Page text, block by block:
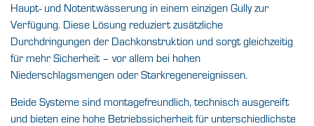
Haupt- und Notentwässerung in einem einzigen Gully zur
Verfügung. Diese Lösung reduziert zusätzliche
Durchdringungen der Dachkonstruktion und sorgt gleichzeitig
für mehr Sicherheit – vor allem bei hohen
Niederschlagsmengen oder Starkregenereignissen.
Beide Systeme sind montagefreundlich, technisch ausgereift
und bieten eine hohe Betriebssicherheit für unterschiedlichste